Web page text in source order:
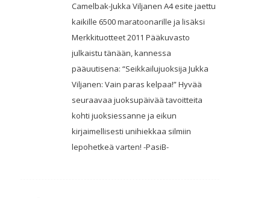
Camelbak-Jukka Viljanen A4 esite jaettu
kaikille 6500 maratoonarille ja lisäksi
Merkkituotteet 2011 Pääkuvasto
julkaistu tänään, kannessa
pääuutisena: “Seikkailujuoksija Jukka
Viljanen: Vain paras kelpaa!” Hyvää
seuraavaa juoksupäivää tavoitteita
kohti juoksiessanne ja eikun
kirjaimellisesti unihiekkaa silmiin
lepohetkeä varten! -PasiB-